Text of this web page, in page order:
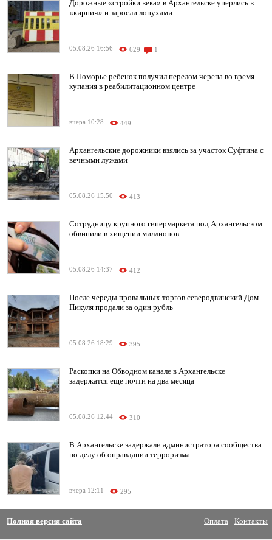
Дорожные «стройки века» в Архангельске уперлись в
«кирпич» и заросли лопухами
05.08.26 16:56 629 1
В Поморье ребенок получил перелом черепа во время
купания в реабилитационном центре
вчера 10:28 449
Архангельские дорожники взялись за участок Суфтина с
вечными лужами
05.08.26 15:50 413
Сотрудницу крупного гипермаркета под Архангельском
обвинили в хищении миллионов
05.08.26 14:37 412
После череды провальных торгов северодвинский Дом
Пикуля продали за один рубль
05.08.26 18:29 395
Раскопки на Обводном канале в Архангельске
задержатся еще почти на два месяца
05.08.26 12:44 310
В Архангельске задержали администратора сообщества
по делу об оправдании терроризма
вчера 12:11 295
Полная версия сайта Оплата Контакты